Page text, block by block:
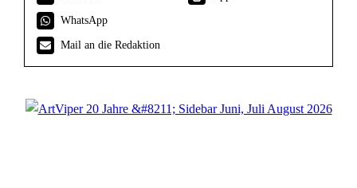
WhatsApp
Mail an die Redaktion